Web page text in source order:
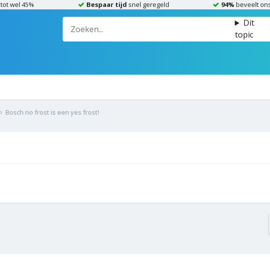
tot wel 45% Bespaar tijd snel geregeld 94% beveelt
Dit
topic
Bosch no frost is een yes frost!